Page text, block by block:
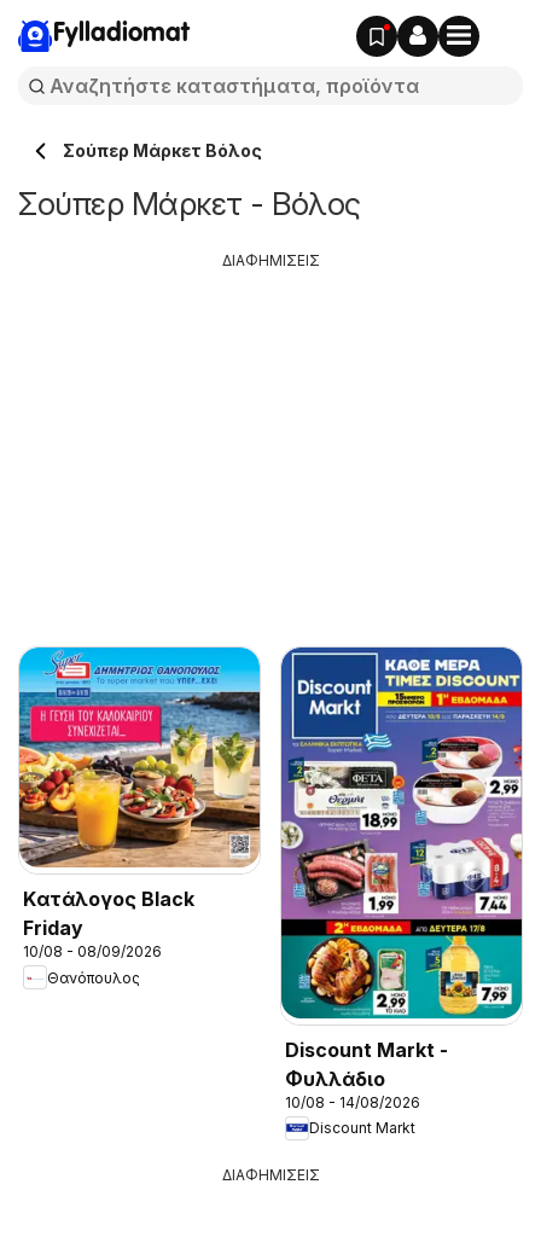
Fylladiomat
Σούπερ Μάρκετ Βόλος
Σούπερ Μάρκετ - Βόλος
Kατάλογος Black
Friday
10/08 - 08/09/2026
Θανόπουλος
Discount Markt -
Φυλλάδιο
10/08 - 14/08/2026
Discount Markt
ΔΙΑΦΗΜΙΣΕΙΣ
ΔΙΑΦΗΜΙΣΕΙΣ